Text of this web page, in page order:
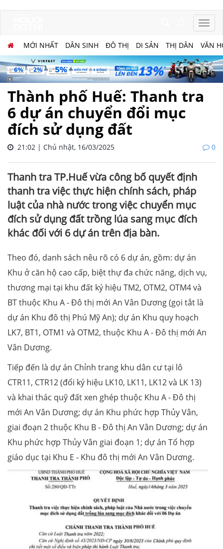
MỚI NHẤT DÂN SINH ĐÔ THỊ DI SẢN THỊ DÂN VĂN
Thành phố Huế: Thanh tra
6 dự án chuyển đổi mục
đích sử dụng đất
21:02 | Chủ nhật, 16/03/2025 0
Thanh tra TP.Huế vừa công bố quyết định
thanh tra việc thực hiện chính sách, pháp
luật của nhà nước trong việc chuyển mục
đích sử dụng đất trồng lúa sang mục đích
khác đối với 6 dự án trên địa bàn.
Theo đó, danh sách nêu rõ có 6 dự án, gồm: dự án
Khu ở căn hộ cao cấp, biệt thự đa chức năng, dịch vụ,
thương mại tại khu đất ký hiệu TM2, OTM2, OTM4 và
BT thuộc Khu A - Đô thị mới An Vân Dương (gọi tắt là
dự án Khu đô thị Phú Mỹ An); dự án Khu quy hoạch
LK7, BT1, OTM1 và OTM2, thuộc Khu A - Đô thị mới An
Vân Dương.
Tiếp đến là dự án Chỉnh trang khu dân cư tại lô
CTR11, CTR12 (đổi ký hiệu LK10, LK11, LK12 và LK 13)
và khai thác quỹ đất xen ghép thuộc Khu A - Đô thị
mới An Vân Dương; dự án Khu phức hợp Thủy Vân,
giai đoạn 2 thuộc Khu B - Đô thị An Vân Dương; dự án
Khu phức hợp Thủy Vân giai đoạn 1; dự án Tổ hợp
giáo dục tại Khu E - Khu đô thị mới An Vân Dương.